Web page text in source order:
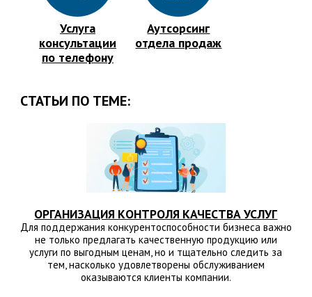
Услуга
консультации
по телефону
Аутсорсинг
отдела продаж
СТАТЬИ ПО ТЕМЕ:
ОРГАНИЗАЦИЯ КОНТРОЛЯ КАЧЕСТВА УСЛУГ
Для поддержания конкурентоспособности бизнеса важно
не только предлагать качественную продукцию или
услуги по выгодным ценам, но и тщательно следить за
тем, насколько удовлетворены обслуживанием
оказываются клиенты компании.